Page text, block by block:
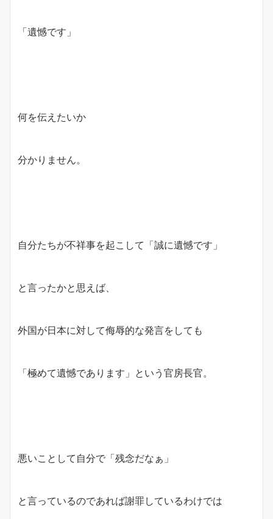
「遺憾です」
何を伝えたいか
分かりません。
自分たちが不祥事を起こして「誠に遺憾です」
と言ったかと思えば、
外国が日本に対して侮辱的な発言をしても
「極めて遺憾であります」という官房長官。
悪いことして自分で「残念だなぁ」
と言っているのであれば謝罪しているわけでは